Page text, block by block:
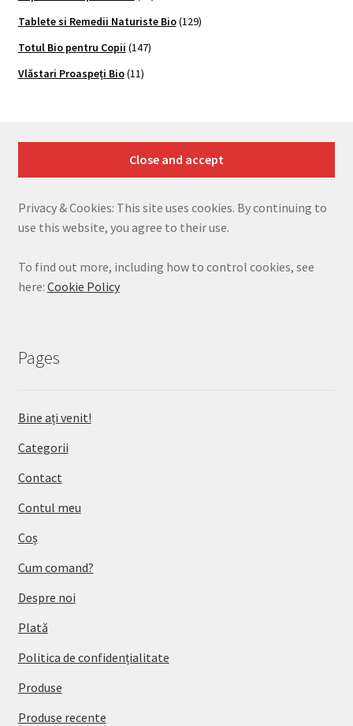
Tablete si Remedii Naturiste Bio(129)
Totul Bio pentru Copii (147)
Vlăstari Proaspeți Bio(11)
Privacy & Cookies: This site uses cookies. By continuing to
use this website, you agree to their use.
To find out more, including how to control cookies, see
here: Cookie Policy
Pages
Bine ați venit!
Categorii
Contact
Contul meu
Coș
Cum comand?
Despre noi
Plată
Politica de confidențialitate
Produse
Produse recente